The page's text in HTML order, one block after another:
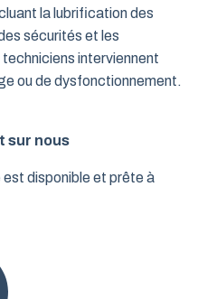
la lubrification des
sécurités et les
interviennent
ou de dysfonctionnement.
sur nous
disponible et prête à